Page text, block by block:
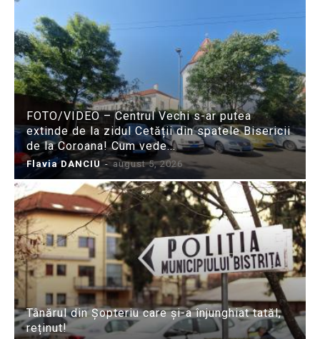
FOTO/VIDEO – Centrul Vechi s-ar putea
extinde de la zidul Cetății din spatele Bisericii
de la Coroana! Cum vede...
Flavia DANCIU - august 5, 2026
Tânărul din Șopteriu care și-a înjunghiat tatăl,
reținut!